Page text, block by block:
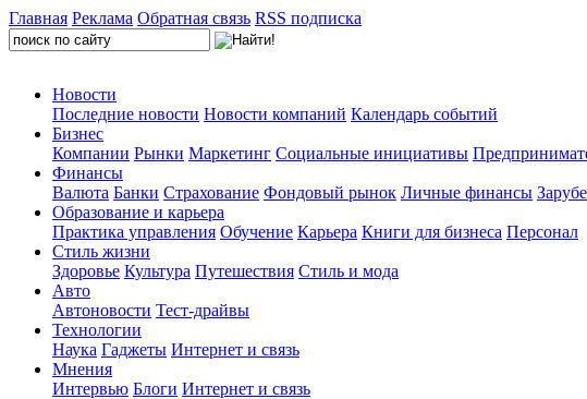
Главная Реклама Обратная связь RSS подписка
Новости
Последние новости Новости компаний Календарь событий
Бизнес
Компании Рынки Маркетинг Социальные инициативы
Финансы
Валюта Банки Страхование Фондовый рынок Личные финансы
Образование и карьера
Практика управления Обучение Карьера Книги для бизнеса Персонал
Стиль жизни
Здоровье Культура Путешествия Стиль и мода
Авто
Автоновости Тест-драйвы
Технологии
Наука Гаджеты Интернет и связь
Мнения
Интервью Блоги Интернет и связь